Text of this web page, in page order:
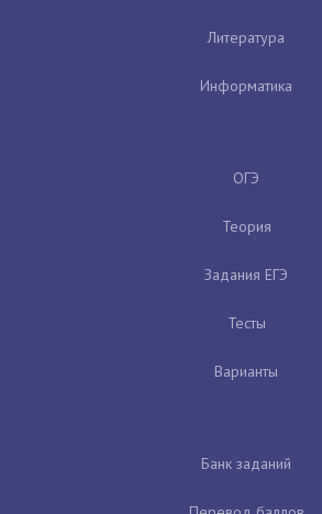
Литература
Информатика
ОГЭ
Теория
Задания ЕГЭ
Тесты
Варианты
Банк заданий